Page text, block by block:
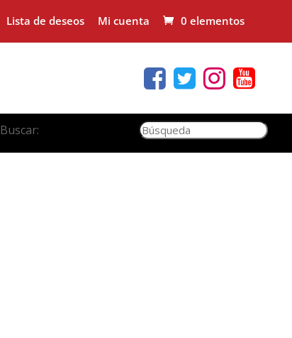
Lista de deseos Mi cuenta 0 elementos
Buscar: